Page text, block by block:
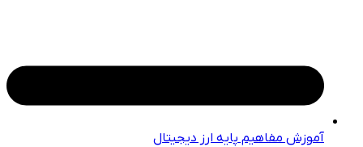
آموزش مفاهیم پایه ارز دیجیتال